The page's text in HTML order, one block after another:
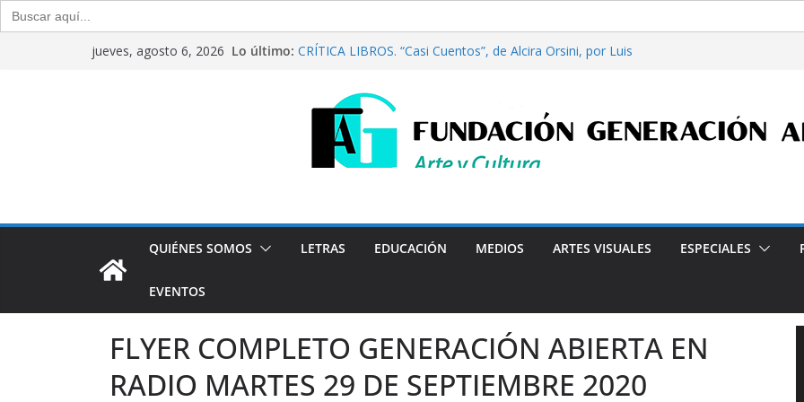
Buscar:
jueves, agosto 6, 2026 Lo último: CRÍTICA LIBROS. “Casi Cuentos”, de Alcira Orsini, por Luis
Generación Abierta en Radio: Emisión N° 972, Lunes 03 de
Agosto de 2026
“Crónicas Barriales”, Emisión N°175, Sábado 01 de Agosto de
QUIÉNES SOMOS LETRAS EDUCACIÓN MEDIOS ARTES VISUALES ESPECIALES
EVENTOS
FLYER COMPLETO GENERACIÓN ABIERTA EN
RADIO MARTES 29 DE SEPTIEMBRE 2020